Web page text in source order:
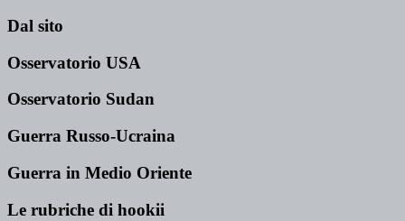
Dal sito
Osservatorio USA
Osservatorio Sudan
Guerra Russo-Ucraina
Guerra in Medio Oriente
Le rubriche di hookii